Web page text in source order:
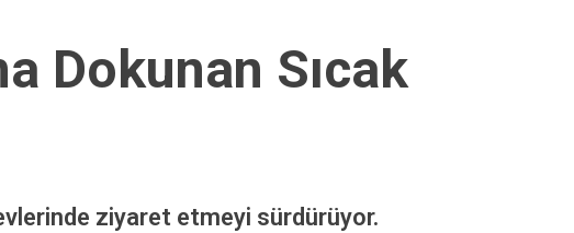
Dokunan Sıcak
ziyaret etmeyi sürdürüyor.